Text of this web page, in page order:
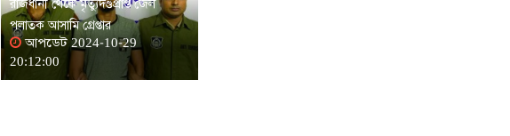
রাজধানী থেকে মৃত্যুদণ্ডপ্রাপ্ত জেল
পলাতক আসামি গ্রেপ্তার
আপডেট 2024-10-29
20:12:00